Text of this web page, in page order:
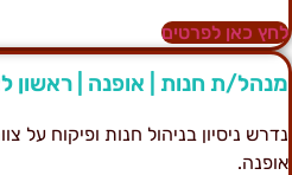
כאן לפרטים
ת חנות | אופנה | ראשון
ניסיון בניהול חנות ופיקוח על